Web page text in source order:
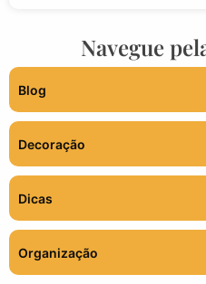
Navegue
Blog
Decoração
Dicas
Organização